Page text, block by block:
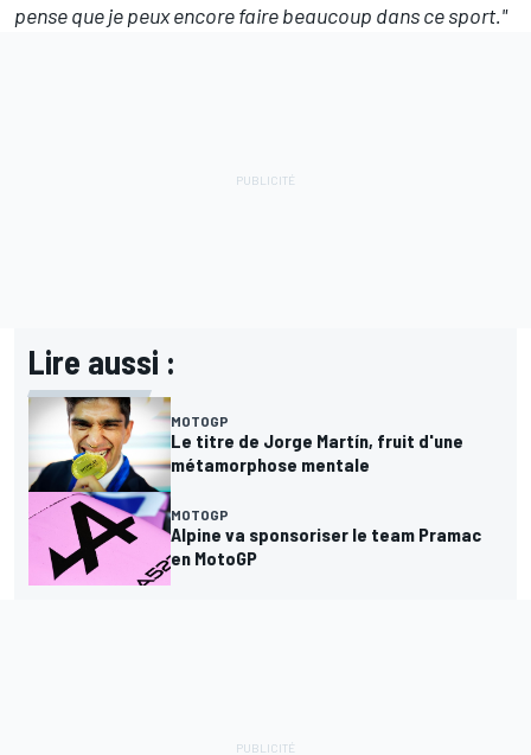
pense que je peux encore faire beaucoup dans ce sport."
Lire aussi :
MOTOGP
Le titre de Jorge Martín, fruit d'une
métamorphose mentale
MOTOGP
Alpine va sponsoriser le team Pramac
en MotoGP